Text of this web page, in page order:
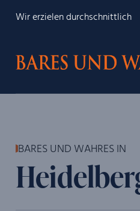
Wir erzielen durchschnittlich
BARES UND WAHRES IN